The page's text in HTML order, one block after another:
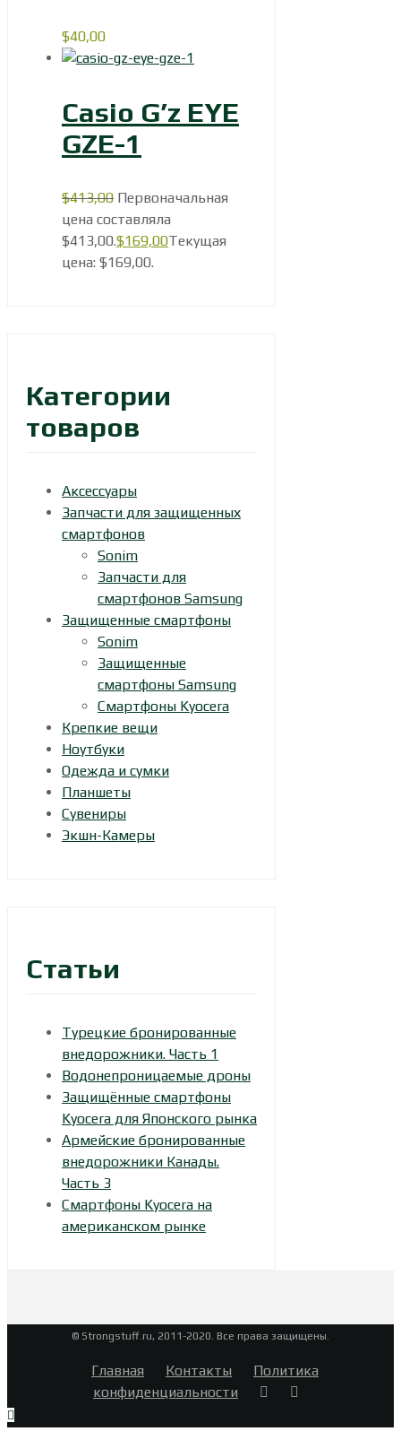
$40,00
Casio G’z EYE
GZE-1
$413,00 Первоначальная
цена составляла
$413,00.$169,00Текущая
цена: $169,00.
Категории
товаров
Аксессуары
Запчасти для защищенных
смартфонов
Sonim
Запчасти для
смартфонов Samsung
Защищенные смартфоны
Sonim
Защищенные
смартфоны Samsung
Смартфоны Kyocera
Крепкие вещи
Ноутбуки
Одежда и сумки
Планшеты
Сувениры
Экшн-Камеры
Статьи
Турецкие бронированные
внедорожники. Часть 1
Водонепроницаемые дроны
Защищённые смартфоны
Kyocera для Японского рынка
Армейские бронированные
внедорожники Канады.
Часть 3
Смартфоны Kyocera на
американском рынке
© Strongstuff.ru, 2011-2020. Все права защищены.
Главная Контакты
Политика
конфиденциальности